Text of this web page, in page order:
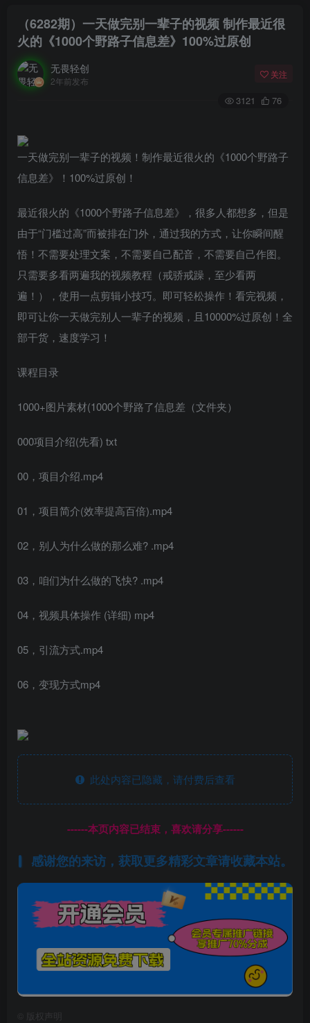
（6282期）一天做完别一辈子的视频 制作最近很
火的《1000个野路子信息差》100%过原创
无畏轻创
2年前发布
关注
3121 76
一天做完别一辈子的视频！制作最近很火的《1000个野路子
信息差》！100%过原创！
最近很火的《1000个野路子信息差》，很多人都想多，但是
由于“门槛过高”而被排在门外，通过我的方式，让你瞬间醒
悟！不需要处理文案，不需要自己配音，不需要自己作图。
只需要多看两遍我的视频教程（戒骄戒躁，至少看两
遍！），使用一点剪辑小技巧。即可轻松操作！看完视频，
即可让你一天做完别人一辈子的视频，且10000%过原创！全
部干货，速度学习！
课程目录
1000+图片素材(1000个野路了信息差（文件夹）
000项目介绍(先看) txt
00，项目介绍.mp4
01，项目简介(效率提高百倍).mp4
02，别人为什么做的那么难? .mp4
03，咱们为什么做的飞快? .mp4
04，视频具体操作 (详细) mp4
05，引流方式.mp4
06，变现方式mp4
此处内容已隐藏，请付费后查看
------本页内容已结束，喜欢请分享------
感谢您的来访，获取更多精彩文章请收藏本站。
版权声明